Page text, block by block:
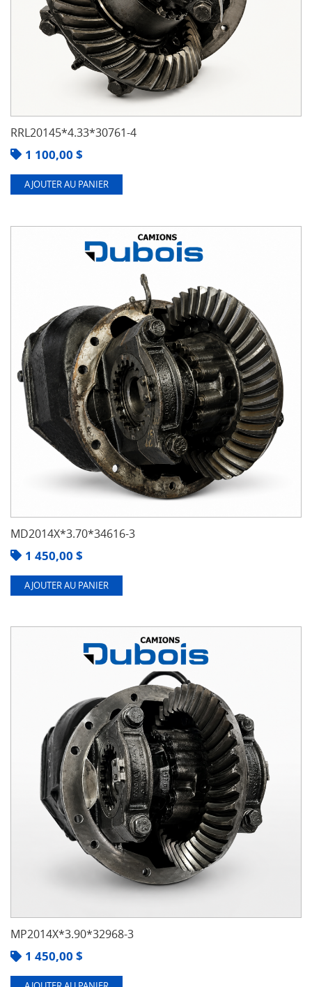
RRL20145*4.33*30761-4
1 100,00 $
AJOUTER AU PANIER
MD2014X*3.70*34616-3
1 450,00 $
AJOUTER AU PANIER
MP2014X*3.90*32968-3
1 450,00 $